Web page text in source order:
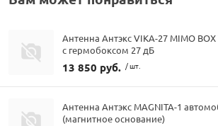
Антенна Антэкс VIKA-27 MIMO
с гермобоксом 27 дБ
13 850 руб. / шт.
Антенна Антэкс MAGNITA-1
(магнитное основание)